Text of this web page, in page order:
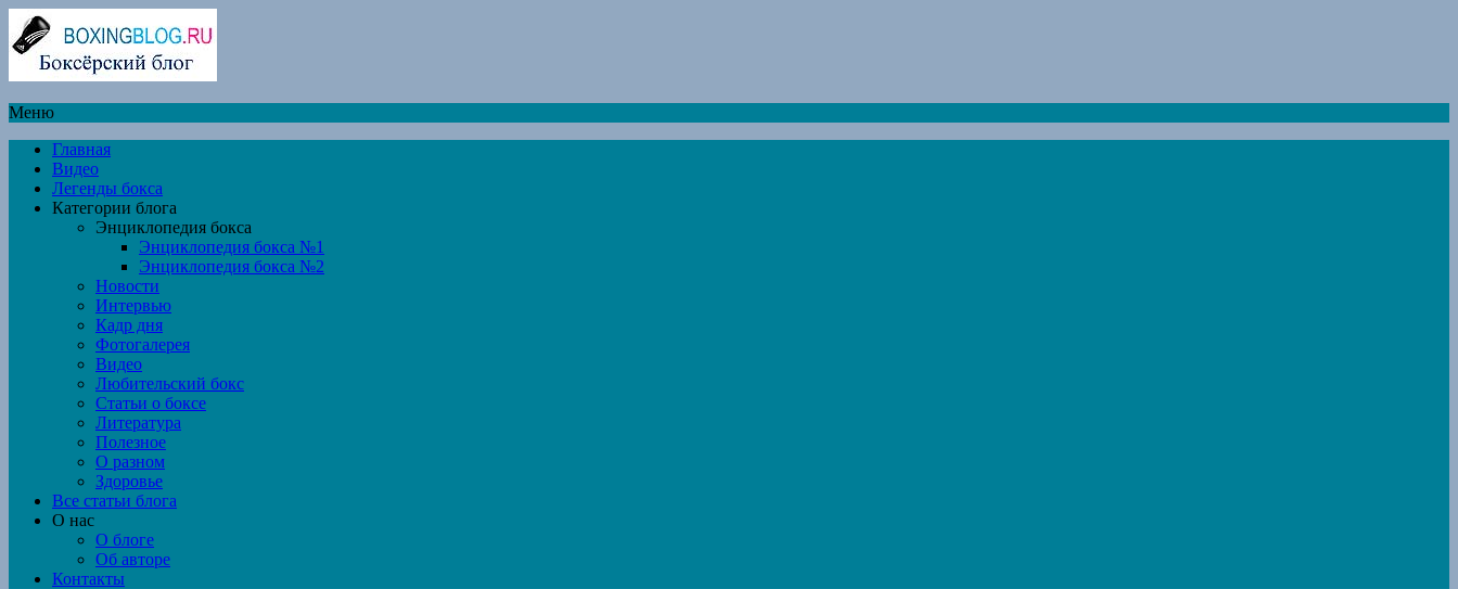
Меню
Главная
Видео
Легенды бокса
Категории блога
Энциклопедия бокса
Энциклопедия бокса №1
Энциклопедия бокса №2
Новости
Интервью
Кадр дня
Фотогалерея
Видео
Любительский бокс
Статьи о боксе
Литература
Полезное
О разном
Здоровье
Все статьи блога
О нас
О блоге
Об авторе
Контакты